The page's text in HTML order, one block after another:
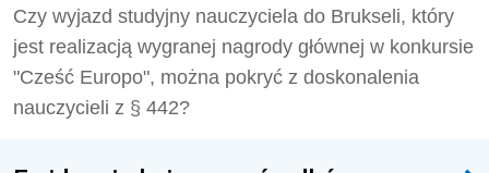
Czy wyjazd studyjny nauczyciela do Brukseli, który
jest realizacją wygranej nagrody głównej w konkursie
"Cześć Europo", można pokryć z doskonalenia
nauczycieli z § 442?